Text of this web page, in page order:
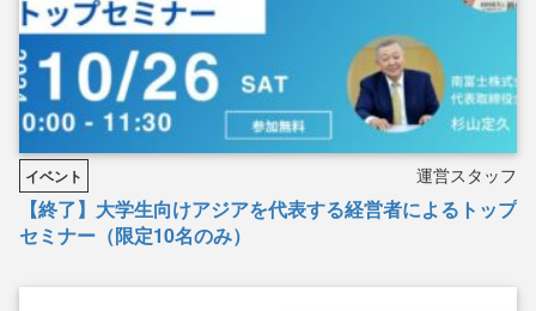
イベント 運営スタッフ
【終了】大学生向けアジアを代表する経営者によるトップ
セミナー（限定10名のみ）